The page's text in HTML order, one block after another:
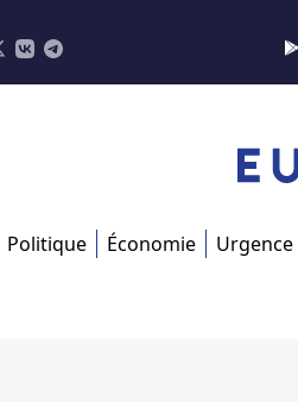
Politique Économie Urgence